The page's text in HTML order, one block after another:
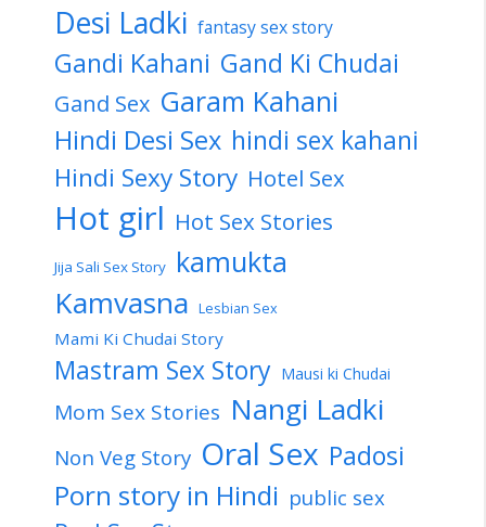
Desi Ladki fantasy sex story
Gandi Kahani Gand Ki Chudai
Gand Sex Garam Kahani
Hindi Desi Sex hindi sex kahani
Hindi Sexy Story Hotel Sex
Hot girl Hot Sex Stories
Jija Sali Sex Story kamukta
Kamvasna Lesbian Sex
Mami Ki Chudai Story
Mastram Sex Story Mausi ki Chudai
Mom Sex Stories Nangi Ladki
Non Veg Story Oral Sex Padosi
Porn story in Hindi public sex